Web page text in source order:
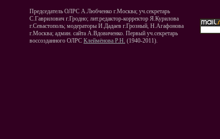
Председатель ОЛРС А.Любченко г.Москва; уч.секретарь
С.Гаврилович г.Гродно; лит.редактор-корректор Я.Курилова
г.Севастополь; модераторы И.Дадаев г.Грозный, Н.Агафонова
г.Москва; админ. сайта А.Вдовиченко. Первый уч.секретарь
воссозданного ОЛРС Клеймёнова Р.Н. (1940-2011).